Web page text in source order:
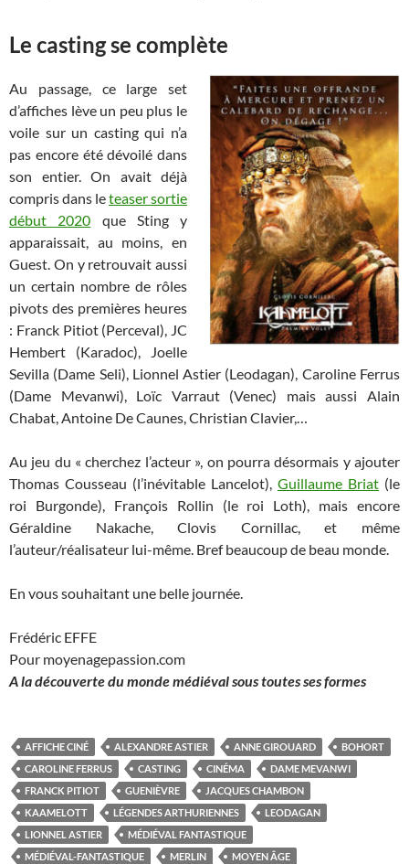
Le casting se complète
Au passage, ce large set
d’affiches lève un peu plus le
voile sur un casting qui n’a
pas encore été dévoilé dans
son entier. On avait déjà
compris dans leteaser sortie
début 2020 que Sting y
apparaissait, au moins, en
Guest. On y retrouvait aussi
un certain nombre de rôles
pivots des premières heures
: Franck Pitiot (Perceval), JC
Hembert (Karadoc), Joelle
Sevilla (Dame Seli), Lionnel Astier (Leodagan), Caroline Ferrus
(Dame Mevanwi), Loïc Varraut (Venec) mais aussi Alain
Chabat, Antoine De Caunes, Christian Clavier,…
Au jeu du « cherchez l’acteur », on pourra désormais y ajouter
Thomas Cousseau (l’inévitable Lancelot), Guillaume Briat (le
roi Burgonde), François Rollin (le roi Loth), mais encore
Géraldine Nakache, Clovis Cornillac, et même
l’auteur/réalisateur lui-même. Bref beaucoup de beau monde.
En vous souhaitant une belle journée.
Frédéric EFFE
Pour moyenagepassion.com
A la découverte du monde médiéval sous toutes ses formes
AFFICHE CINÉ ALEXANDRE ASTIER ANNE GIROUARD
BOHORT
CAROLINE FERRUS
CASTING CINÉMA
DAME MEVANWI
FRANCK PITIOT
GUENIÈVRE
JACQUES CHAMBON
KAAMELOTT
LÉGENDES ARTHURIENNES
LEODAGAN
LIONNEL ASTIER
MÉDIÉVAL FANTASTIQUE
MÉDIÉVAL-FANTASTIQUE
MERLIN
MOYEN ÂGE